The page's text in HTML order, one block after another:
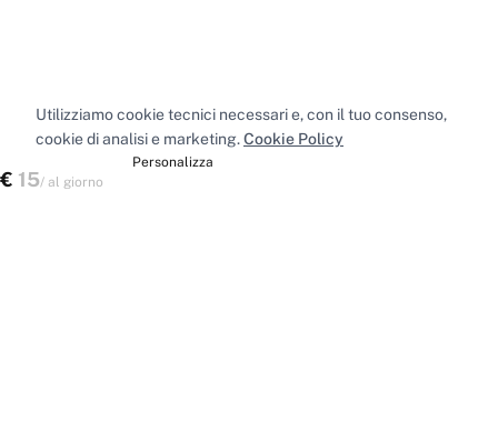
€ 15/ al giorno
Utilizziamo cookie tecnici necessari e, con il tuo consenso,
cookie di analisi e marketing.Cookie Policy
Personalizza